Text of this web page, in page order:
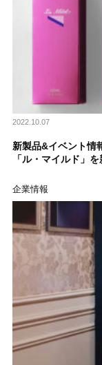
2022.10.07
新製品&イベント
「ル・マイルド」
企業情報